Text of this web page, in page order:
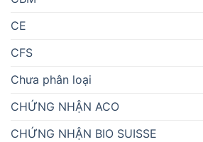
CE
CFS
Chưa phân loại
CHỨNG NHẬN ACO
CHỨNG NHẬN BIO SUISSE